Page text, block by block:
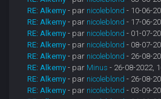
RE: Alkemy - par nicoleblond - 10-06-
RE: Alkemy - par nicoleblond - 17-06-
RE: Alkemy - par nicoleblond - 01-07-
RE: Alkemy - par nicoleblond - 08-07-
RE: Alkemy - par nicoleblond - 26-08-
RE: Alkemy - par Minus - 26-08-2022,
RE: Alkemy - par nicoleblond - 26-08-
RE: Alkemy - par nicoleblond - 03-09-